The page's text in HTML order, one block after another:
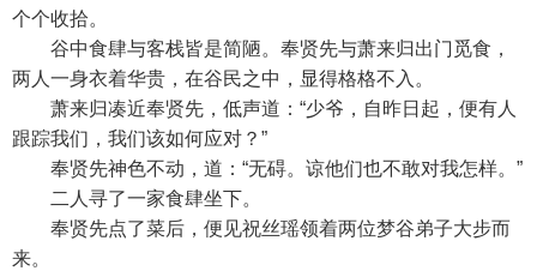
个个收拾。
谷中食肆与客栈皆是简陋。奉贤先与萧来归出门觅食，
两人一身衣着华贵，在谷民之中，显得格格不入。
萧来归凑近奉贤先，低声道：“少爷，自昨日起，便有人
跟踪我们，我们该如何应对？”
奉贤先神色不动，道：“无碍。谅他们也不敢对我怎样。”
二人寻了一家食肆坐下。
奉贤先点了菜后，便见祝丝瑶领着两位梦谷弟子大步而
来。